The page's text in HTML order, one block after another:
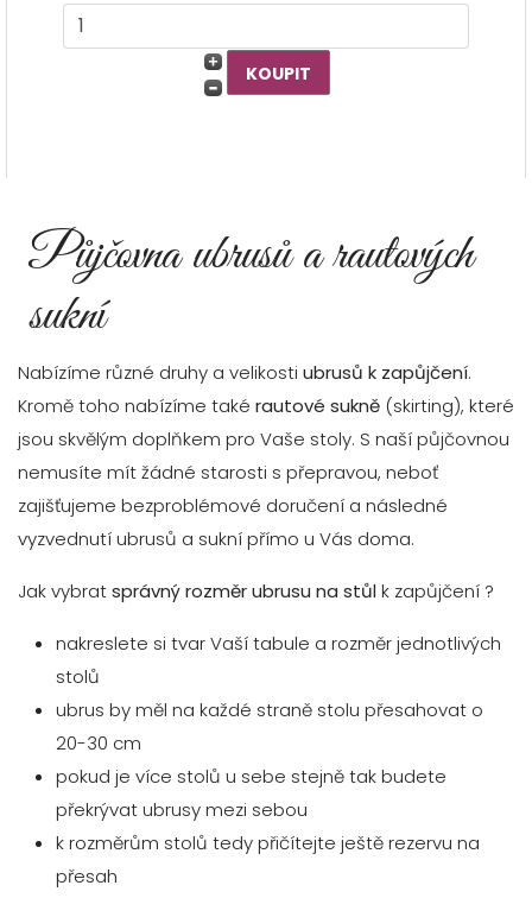
Půjčovna ubrusů a rautových
sukní
Nabízíme různé druhy a velikosti ubrusů k zapůjčení.
Kromě toho nabízíme také rautové sukně (skirting), které
jsou skvělým doplňkem pro Vaše stoly. S naší půjčovnou
nemusíte mít žádné starosti s přepravou, neboť
zajišťujeme bezproblémové doručení a následné
vyzvednutí ubrusů a sukní přímo u Vás doma.
Jak vybratsprávný rozměr ubrusu na stůlk zapůjčení ?
nakreslete si tvar Vaší tabule a rozměr jednotlivých
stolů
ubrus by měl na každé straně stolu přesahovat o
20-30 cm
pokud je více stolů u sebe stejně tak budete
překrývat ubrusy mezi sebou
k rozměrům stolů tedy přičítejte ještě rezervu na
přesah